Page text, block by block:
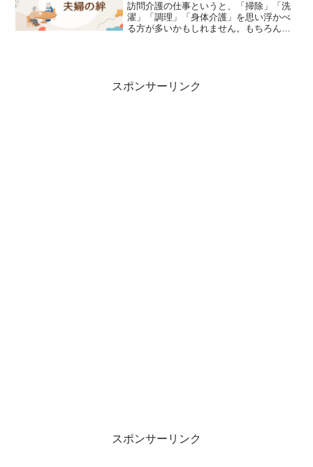
訪問介護の仕事というと、「掃除」「洗
濯」「調理」「身体介護」を思い浮かべ
る方が多いかもしれません。もちろん、
スポンサーリンク
スポンサーリンク